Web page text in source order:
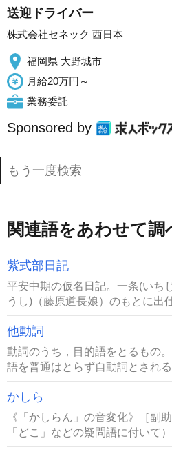
送迎ドライバー
株式会社セネック 西日本
福岡県 大野城市
月給20万円～
業務委託
Sponsored by
関連語をあわせて調
紫式部日記
平安中期の仮名日記。一条(いち
うし)（藤原道長娘）のもとに出
他動詞
動詞のうち，目的語をとるもの
語を普通はとらず自動詞とされ
かしら
《「かしらん」の音変化》［副
「どこ」などの疑問語に付いて